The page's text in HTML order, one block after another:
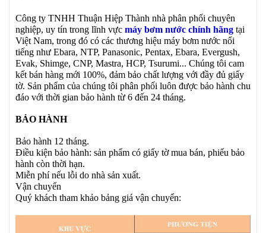
Công ty TNHH Thuận Hiệp Thành nhà phân phối chuyên
nghiệp, uy tín trong lĩnh vực máy bơm nước chính hãng tại
Việt Nam, trong đó có các thương hiệu máy bơm nước nổi
tiếng như Ebara, NTP, Panasonic, Pentax, Ebara, Evergush,
Evak, Shimge, CNP, Mastra, HCP, Tsurumi... Chúng tôi cam
kết bán hàng mới 100%, đảm bảo chất lượng với đầy đủ giấy
tờ. Sản phẩm của chúng tôi phân phối luôn được bảo hành chu
đáo với thời gian bảo hành từ 6 đến 24 tháng.
BẢO HÀNH
Bảo hành 12 tháng.
Điều kiện bảo hành: sản phẩm có giấy tờ mua bán, phiếu bảo
hành còn thời hạn.
Miễn phí nếu lỗi do nhà sản xuất.
Vận chuyển
Quý khách tham khảo bảng giá vận chuyển: